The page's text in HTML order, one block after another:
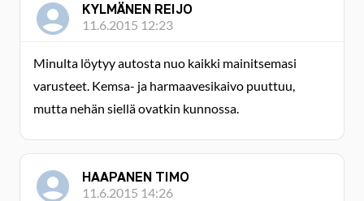
KYLMÄNEN REIJO
11.6.2015 12:23
Minulta löytyy autosta nuo kaikki mainitsemasi
varusteet. Kemsa- ja harmaavesikaivo puuttuu,
mutta nehän siellä ovatkin kunnossa.
HAAPANEN TIMO
11.6.2015 14:26